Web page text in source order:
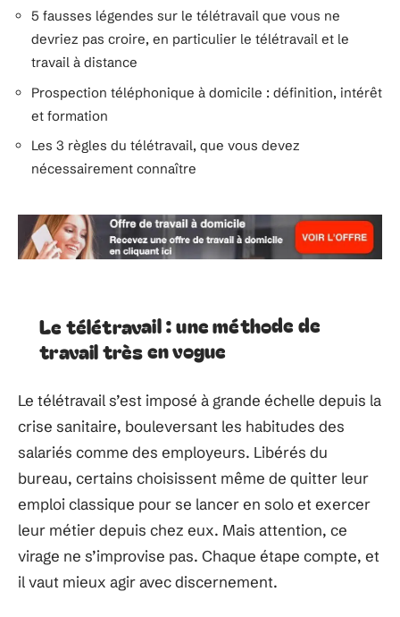
5 fausses légendes sur le télétravail que vous ne
devriez pas croire, en particulier le télétravail et le
travail à distance
Prospection téléphonique à domicile : définition, intérêt
et formation
Les 3 règles du télétravail, que vous devez
nécessairement connaître
Le télétravail : une méthode de
travail très en vogue
Le télétravail s’est imposé à grande échelle depuis la
crise sanitaire, bouleversant les habitudes des
salariés comme des employeurs. Libérés du
bureau, certains choisissent même de quitter leur
emploi classique pour se lancer en solo et exercer
leur métier depuis chez eux. Mais attention, ce
virage ne s’improvise pas. Chaque étape compte, et
il vaut mieux agir avec discernement.